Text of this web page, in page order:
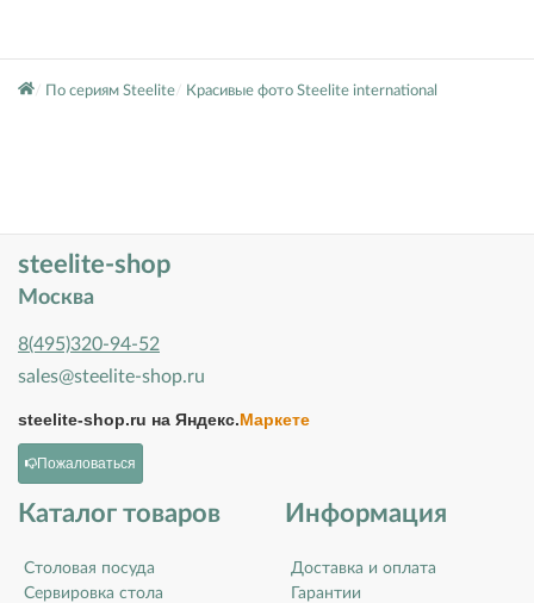
По сериям Steelite Красивые фото Steelite international
steelite-shop
Москва
8(495)320-94-52
sales@steelite-shop.ru
steelite-shop.ru на Яндекс.Маркете
Пожаловаться
Каталог товаров
Столовая посуда
Сервировка стола
Информация
Доставка и оплата
Гарантии